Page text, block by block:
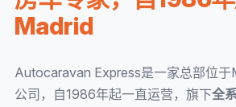
Madrid
Autocaravan Express是一家总部位于
公司，自1986年起一直运营，旗下全